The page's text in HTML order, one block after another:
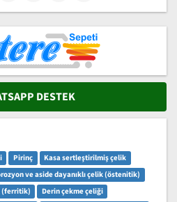
DESTEK
Pirinç
Kasa sertleştirilmiş çelik
ve aside dayanıklı çelik (östenitik)
(ferritik)
Derin çekme çeliği